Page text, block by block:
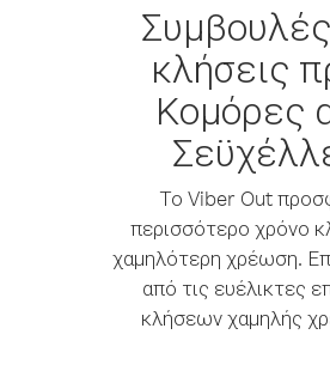
κλήσεις
Κομόρες
Το Viber Out
περισσότερο χρόνο
χαμηλότερη χρέωση.
από τις ευέλικτες
κλήσεων χαμηλής